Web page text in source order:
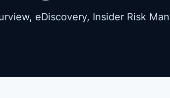
eDiscovery, Insider Risk